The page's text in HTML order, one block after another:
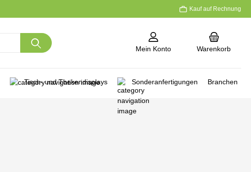
Kauf auf Rechnung
Mein Konto Warenkorb
Tisch- und Thekendisplays Sonderanfertigungen Branchen